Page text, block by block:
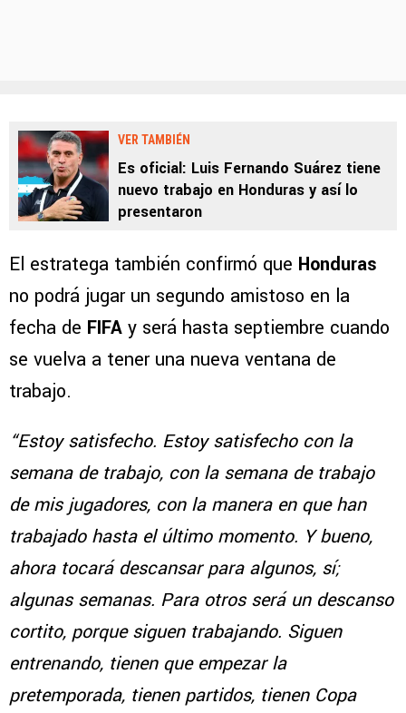
VER TAMBIÉN
Es oficial: Luis Fernando Suárez tiene
nuevo trabajo en Honduras y así lo
presentaron
El estratega también confirmó que Honduras
no podrá jugar un segundo amistoso en la
fecha de FIFA y será hasta septiembre cuando
se vuelva a tener una nueva ventana de
trabajo.
“Estoy satisfecho. Estoy satisfecho con la
semana de trabajo, con la semana de trabajo
de mis jugadores, con la manera en que han
trabajado hasta el último momento. Y bueno,
ahora tocará descansar para algunos, sí;
algunas semanas. Para otros será un descanso
cortito, porque siguen trabajando. Siguen
entrenando, tienen que empezar la
pretemporada, tienen partidos, tienen Copa